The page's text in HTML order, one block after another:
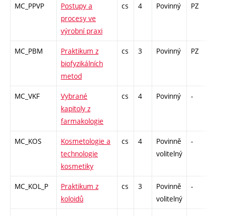
MC_PPVP
Postupy a
procesy ve
výrobní praxi
cs 4 Povinný PZ
MC_PBM
Praktikum z
biofyzikálních
metod
cs 3 Povinný PZ
MC_VKF
Vybrané
kapitoly z
farmakologie
cs 4 Povinný -
MC_KOS
Kosmetologie a
technologie
kosmetiky
cs 4
Povinně
volitelný
-
MC_KOL_P
Praktikum z
koloidů
cs 3
Povinně
volitelný
-